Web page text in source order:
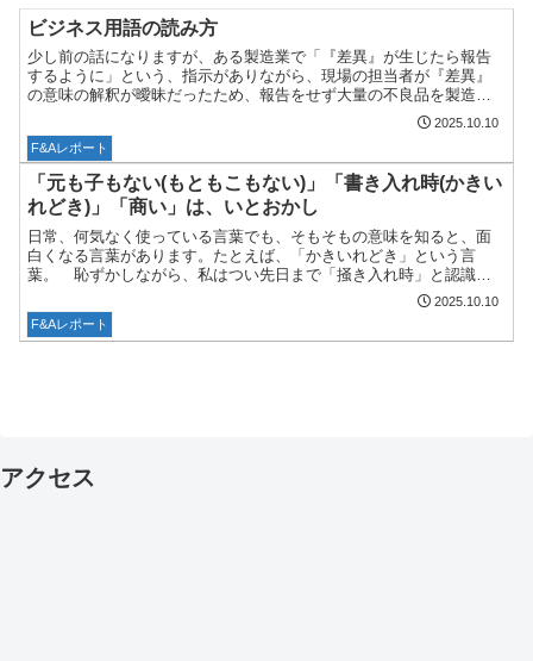
ビジネス用語の読み方
少し前の話になりますが、ある製造業で「『差異』が生じたら報告
するように」という、指示がありながら、現場の担当者が『差異』
の意味の解釈が曖昧だったため、報告をせず大量の不良品を製造し
てしまったという出来事がありました。 ある程度の経験を積ん
だ...
2025.10.10
F&Aレポート
「元も子もない(もともこもない)」「書き入れ時(かきい
れどき)」「商い」は、いとおかし
日常、何気なく使っている言葉でも、そもそもの意味を知ると、面
白くなる言葉があります。たとえば、「かきいれどき」という言
葉。 恥ずかしながら、私はつい先日まで「掻き入れ時」と認識し
ていました。多くのお客様にお越しいただき、多くの利益を集める
の...
2025.10.10
F&Aレポート
アクセス